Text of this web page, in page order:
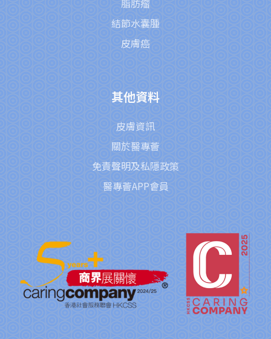
結節水囊腫
皮膚癌
其他資料
皮膚資訊
關於醫專薈
免責聲明及私隱政策
醫專薈APP會員